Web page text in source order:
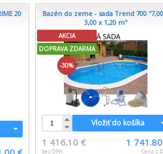
20
Bazén do zeme - sada Trend 700
3,00 x 1,20 m''
AKCIA
DOPRAVA ZDARMA
-30%
Vložiť do košíka
1 416.10 €
bez DPH
1
Cena s